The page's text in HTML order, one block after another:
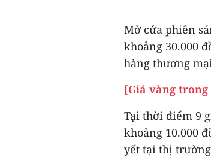
Mở cửa phiên
khoảng 30.000
hàng thương
[Giá vàng
Tại thời điểm 9
khoảng 10.000
yết tại thị